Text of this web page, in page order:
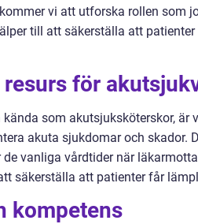
vi att utforska rollen som
till att säkerställa att
resurs för
som akutsjuksköterskor, är
akuta sjukdomar och skador.
vanliga vårdtider när
säkerställa att patienter får
kompetens